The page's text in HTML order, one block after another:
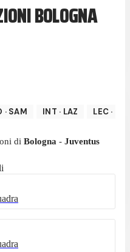
BOLOGNA
· SAM INT · LAZ LEC ·
di Bologna - Juventus